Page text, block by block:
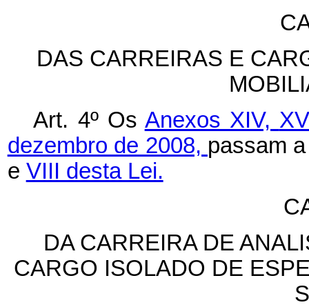
DAS CARREIRAS E
Art. 4º Os Anexos XIV,
dezembro de 2008, passam
e VIII desta Lei.
DA CARREIRA DE
CARGO ISOLADO DE